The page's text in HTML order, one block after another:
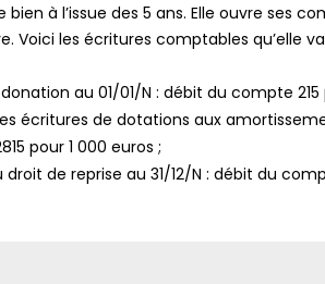
à l’issue des 5 ans. Elle ouvre ses
Voici les écritures comptables qu’elle
au 01/01/N : débit du compte
écritures de dotations aux
pour 1 000 euros ;
de reprise au 31/12/N : débit du